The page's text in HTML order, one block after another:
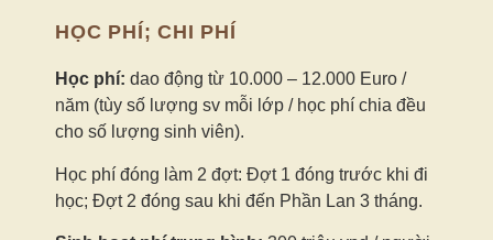
HỌC PHÍ; CHI PHÍ
Học phí: dao động từ 10.000 – 12.000 Euro /
năm (tùy số lượng sv mỗi lớp / học phí chia đều
cho số lượng sinh viên).
Học phí đóng làm 2 đợt: Đợt 1 đóng trước khi đi
học; Đợt 2 đóng sau khi đến Phần Lan 3 tháng.